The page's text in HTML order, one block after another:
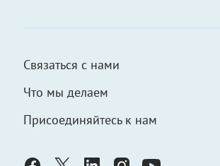
Связаться с нами
Что мы делаем
Присоединяйтесь к нам